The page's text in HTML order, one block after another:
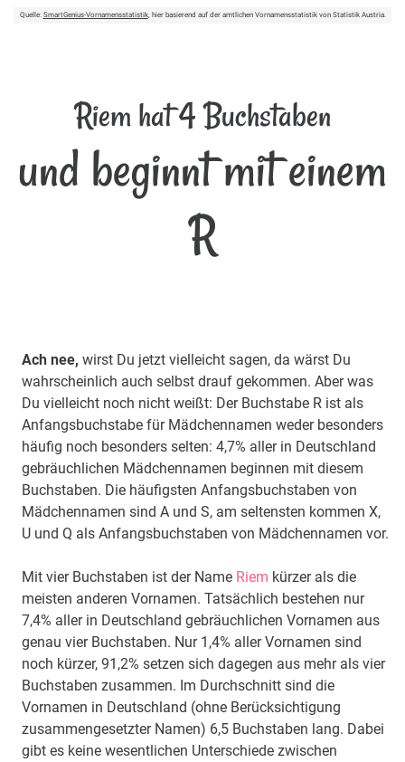
Quelle: SmartGenius-Vornamensstatistik, hier basierend auf der amtlichen Vornamensstatistik von Statistik Austria.
Riem hat 4 Buchstaben
und beginnt mit einem
R
Ach nee, wirst Du jetzt vielleicht sagen, da wärst Du
wahrscheinlich auch selbst drauf gekommen. Aber was
Du vielleicht noch nicht weißt: Der Buchstabe R ist als
Anfangsbuchstabe für Mädchennamen weder besonders
häufig noch besonders selten: 4,7% aller in Deutschland
gebräuchlichen Mädchennamen beginnen mit diesem
Buchstaben. Die häufigsten Anfangsbuchstaben von
Mädchennamen sind A und S, am seltensten kommen X,
U und Q als Anfangsbuchstaben von Mädchennamen vor.
Mit vier Buchstaben ist der Name Riem kürzer als die
meisten anderen Vornamen. Tatsächlich bestehen nur
7,4% aller in Deutschland gebräuchlichen Vornamen aus
genau vier Buchstaben. Nur 1,4% aller Vornamen sind
noch kürzer, 91,2% setzen sich dagegen aus mehr als vier
Buchstaben zusammen. Im Durchschnitt sind die
Vornamen in Deutschland (ohne Berücksichtigung
zusammengesetzter Namen) 6,5 Buchstaben lang. Dabei
gibt es keine wesentlichen Unterschiede zwischen